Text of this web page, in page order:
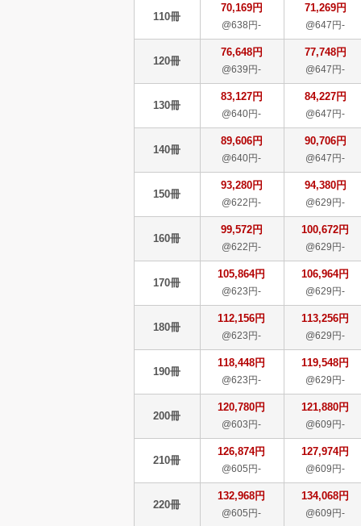
110冊
70,169円
@638円-
71,269円
@647円-
120冊
76,648円
@639円-
77,748円
@647円-
130冊
83,127円
@640円-
84,227円
@647円-
140冊
89,606円
@640円-
90,706円
@647円-
150冊
93,280円
@622円-
94,380円
@629円-
160冊
99,572円
@622円-
100,672円
@629円-
170冊
105,864円
@623円-
106,964円
@629円-
180冊
112,156円
@623円-
113,256円
@629円-
190冊
118,448円
@623円-
119,548円
@629円-
200冊
120,780円
@603円-
121,880円
@609円-
210冊
126,874円
@605円-
127,974円
@609円-
220冊
132,968円
@605円-
134,068円
@609円-